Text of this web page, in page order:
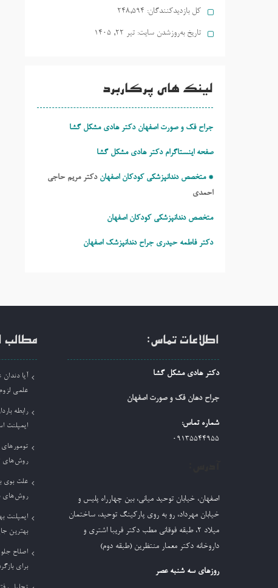
کل بازدیدکنند‌گان: 248,594
تاریخ به‌روزشدن سایت: تیر ۲۲, ۱۴۰۵
لینک های پرکاربرد
جراح فک و صورت اصفهان دکتر هادی مشکل گشا
صفحه اینستاگرام دکتر هادی مشکل گشا
* متخصص دندانپزشکی کودکان اصفهان دکتر مریم حاجی
احمدی
متخصص دندانپزشکی کودکان اصفهان
دکتر فاطمه حیدری جراح دندانپزشک اصفهان
اطلاعات تماس:
دکتر هادی مشکل گشا
جراح دهان فک و صورت اصفهان
شماره تماس:
09135544955
اصفهان، خیابان توحید میانی، بین چهارراه پلیس و
خیابان مهرداد، رو به روی پارکینگ توحید، ساختمان
میلاد ٢، طبقه فوقانی مطب دکتر فریبا اشتری و
داروخانه دکتر معمار منتظرین (طبقه دوم)
روزهای سه شنبه عصر
مطالب
آیا
علمی
رابطه
ایمپلنت
روش‌های
علت بوی
روش‌های
ایمپلنت
بهترین
اصلاح
برای